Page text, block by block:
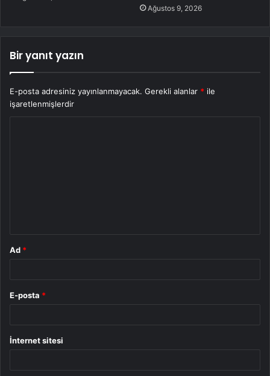
Ağustos 9, 2026
Bir yanıt yazın
E-posta adresiniz yayınlanmayacak. Gerekli alanlar * ile
işaretlenmişlerdir
Ad *
E-posta *
İnternet sitesi